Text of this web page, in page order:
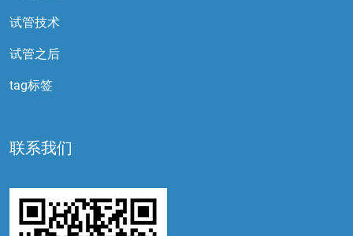
试管技术
试管之后
tag标签
联系我们